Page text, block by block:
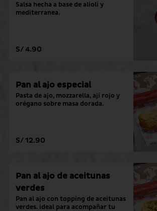
Salsa hecha a base de alioli y
mediterranea.
S/ 4.90
Pan al ajo especial
Pasta de ajo, mozzarella, ají rojo y
orégano sobre masa dorada.
S/ 12.90
Pan al ajo de aceitunas
verdes
Pan al ajo con topping de aceitunas
verdes. ideal para acompañar tu